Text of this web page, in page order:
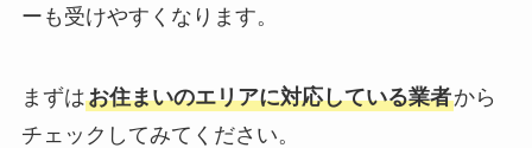
ーも受けやすくなります。
まずはお住まいのエリアに対応している業者から
チェックしてみてください。